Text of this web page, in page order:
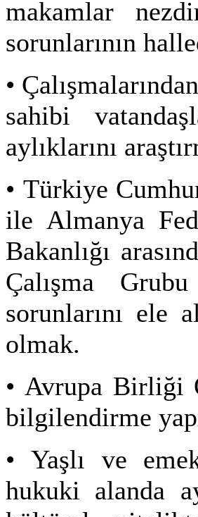
makamlar
sorunlarının
•
sahibi
aylıklarını
• Türkiye
ile Almanya
Bakanlığı
Çalışma
sorunlarını ele
olmak.
• Avrupa Birliği
bilgilendirme
• Yaşlı ve
hukuki alanda